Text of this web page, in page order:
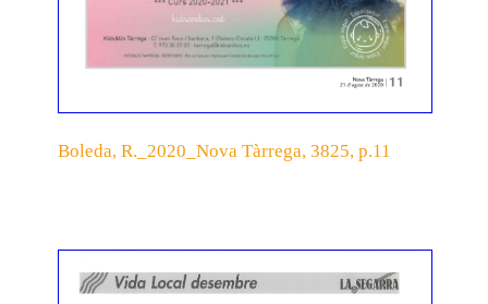
Boleda, R._2020_Nova Tàrrega, 3825, p.11